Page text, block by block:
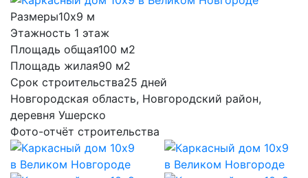
Размеры10х9 м
Этажность 1 этаж
Площадь общая100 м2
Площадь жилая90 м2
Срок строительства25 дней
Новгородская область, Новгородский район,
деревня Ушерско
Фото-отчёт строительства